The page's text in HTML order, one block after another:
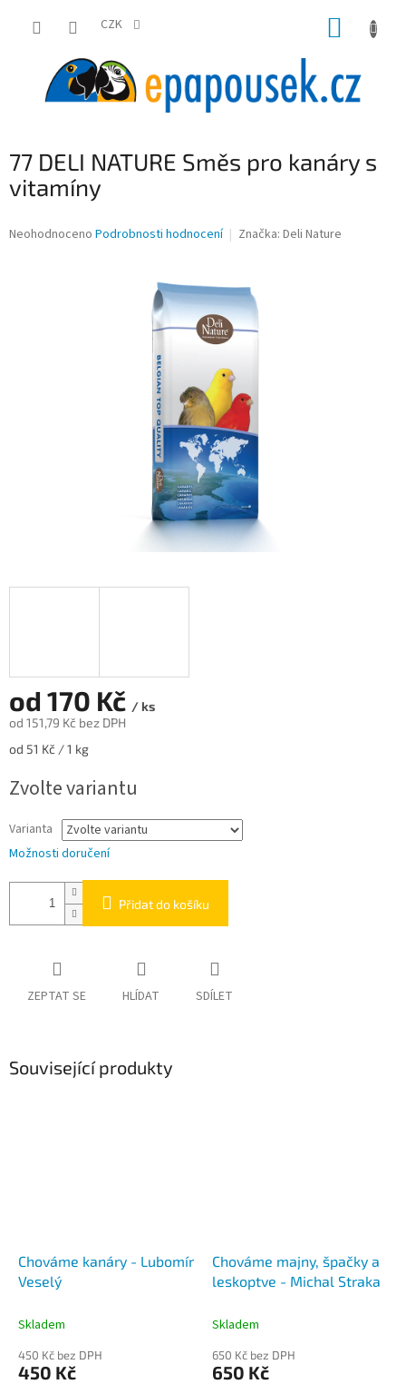
CZK
77 DELI NATURE Směs pro kanáry s
vitamíny
Průměrné
Neohodnoceno Podrobnosti hodnocení Značka: Deli Nature
od 170 Kč / ks
od 151,79 Kč bez DPH
Měrná
od 51 Kč / 1 kg
Zvolte variantu
Varianta
Možnosti doručení
Přidat do košíku
ZEPTAT SE HLÍDAT SDÍLET
Související produkty
Chováme kanáry - Lubomír
Veselý
Skladem
450 Kč bez DPH
450 Kč
Chováme majny, špačky a
leskoptve - Michal Straka
Skladem
650 Kč bez DPH
650 Kč